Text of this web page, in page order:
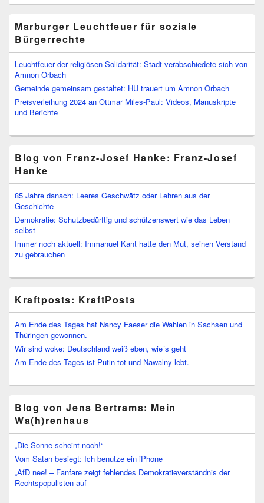
Marburger Leuchtfeuer für soziale
Bürgerrechte
Leuchtfeuer der religiösen Solidarität: Stadt verabschiedete sich von
Amnon Orbach
Gemeinde gemeinsam gestaltet: HU trauert um Amnon Orbach
Preisverleihung 2024 an Ottmar Miles-Paul: Videos, Manuskripte
und Berichte
Blog von Franz-Josef Hanke: Franz-Josef
Hanke
85 Jahre danach: Leeres Geschwätz oder Lehren aus der
Geschichte
Demokratie: Schutzbedürftig und schützenswert wie das Leben
selbst
Immer noch aktuell: Immanuel Kant hatte den Mut, seinen Verstand
zu gebrauchen
Kraftposts: KraftPosts
Am Ende des Tages hat Nancy Faeser die Wahlen in Sachsen und
Thüringen gewonnen.
Wir sind woke: Deutschland weiß eben, wie´s geht
Am Ende des Tages ist Putin tot und Nawalny lebt.
Blog von Jens Bertrams: Mein
Wa(h)renhaus
„Die Sonne scheint noch!“
Vom Satan besiegt: Ich benutze ein iPhone
„AfD nee! – Fanfare zeigt fehlendes Demokratieverständnis der
Rechtspopulisten auf